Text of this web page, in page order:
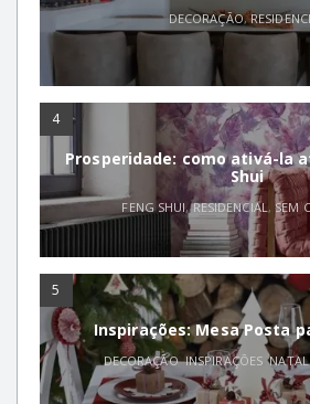
DECORAÇÃO,
4
Prosperidade: como ativá-la
Shui
FENG SHUI,RESIDENCIAL ,SEM
5
Inspirações: Mesa Posta
DECORAÇÃO,INSPIRAÇÕES ,NATAL